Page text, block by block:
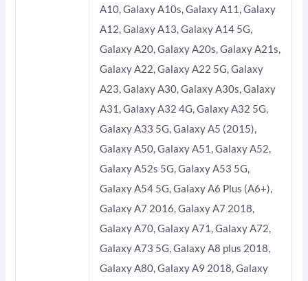
A10, Galaxy A10s, Galaxy A11, Galaxy
A12, Galaxy A13, Galaxy A14 5G,
Galaxy A20, Galaxy A20s, Galaxy A21s,
Galaxy A22, Galaxy A22 5G, Galaxy
A23, Galaxy A30, Galaxy A30s, Galaxy
A31, Galaxy A32 4G, Galaxy A32 5G,
Galaxy A33 5G, Galaxy A5 (2015),
Galaxy A50, Galaxy A51, Galaxy A52,
Galaxy A52s 5G, Galaxy A53 5G,
Galaxy A54 5G, Galaxy A6 Plus (A6+),
Galaxy A7 2016, Galaxy A7 2018,
Galaxy A70, Galaxy A71, Galaxy A72,
Galaxy A73 5G, Galaxy A8 plus 2018,
Galaxy A80, Galaxy A9 2018, Galaxy